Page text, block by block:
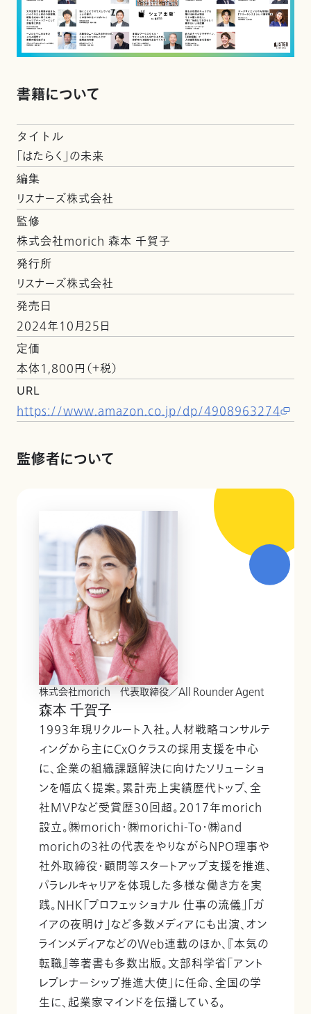
書籍について
タイトル
「はたらく」の未来
編集
リスナーズ株式会社
監修
株式会社morich 森本 千賀子
発行所
リスナーズ株式会社
発売日
2024年10月25日
定価
本体1,800円（＋税）
URL
https://www.amazon.co.jp/dp/4908963274
監修者について
株式会社morich 代表取締役／All Rounder Agent
森本 千賀子
1993年現リクルート入社。人材戦略コンサルテ
ィングから主にCxOクラスの採用支援を中心
に、企業の組織課題解決に向けたソリューショ
ンを幅広く提案。累計売上実績歴代トップ、全
社MVPなど受賞歴30回超。2017年morich
設立。㈱morich・㈱morichi-To・㈱and
morichの3社の代表をやりながらNPO理事や
社外取締役・顧問等スタートアップ支援を推進、
パラレルキャリアを体現した多様な働き方を実
践。NHK「プロフェッショナル 仕事の流儀」「ガ
イアの夜明け」など多数メディアにも出演、オン
ラインメディアなどのWeb連載のほか、『本気の
転職』等著書も多数出版。文部科学省「アント
レプレナーシップ推進大使」に任命、全国の学
生に、起業家マインドを伝播している。